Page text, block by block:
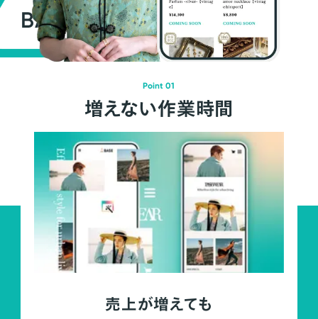
BASEが強い3つの理由
Point 01
増えない作業時間
売上が増えても